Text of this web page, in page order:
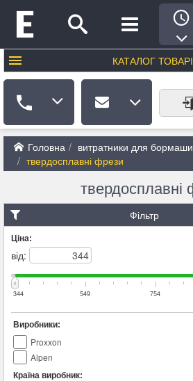
КАТАЛОГ
Головна витратники для
твердосплавні фрези
твердосплавні
Фільтр
Ціна:
від:
344 549 754
Виробники:
Proxxon
Alpen
Країна виробник: